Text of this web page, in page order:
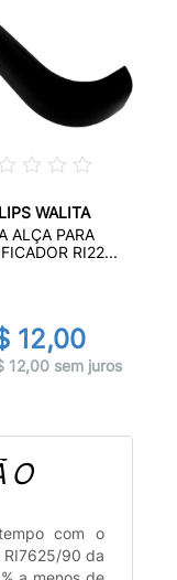
WALITA
ALÇA PARA
RI22...
12,00
12,00 sem juros
com o
RI7625/90 da